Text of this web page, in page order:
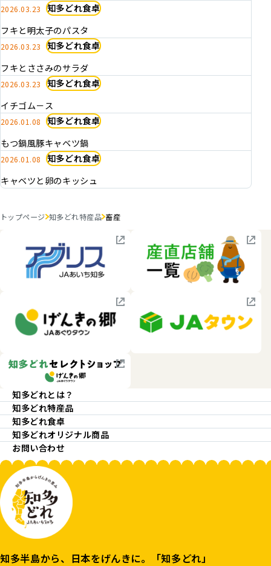
2026.03.23 知多どれ食卓
フキと明太子のパスタ
2026.03.23 知多どれ食卓
フキとささみのサラダ
2026.03.23 知多どれ食卓
イチゴム－ス
2026.01.08 知多どれ食卓
もつ鍋風豚キャベツ鍋
2026.01.08 知多どれ食卓
キャベツと卵のキッシュ
トップページ 知多どれ特産品 畜産
知多どれとは？
知多どれ特産品
知多どれ食卓
知多どれオリジナル商品
お問い合わせ
知多半島から、日本をげんきに。「知多どれ」